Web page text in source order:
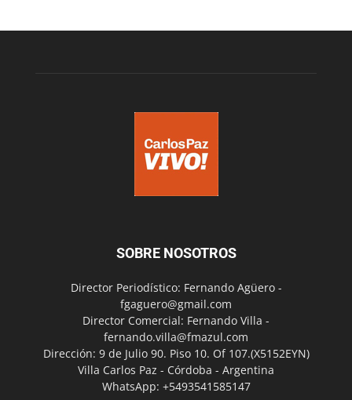
SOBRE NOSOTROS
Director Periodístico: Fernando Agüero -
fgaguero@gmail.com
Director Comercial: Fernando Villa -
fernando.villa@fmazul.com
Dirección: 9 de Julio 90. Piso 10. Of 107.(X5152EYN)
Villa Carlos Paz - Córdoba - Argentina
WhatsApp: +5493541585147